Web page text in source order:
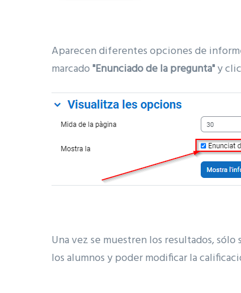
Aparecen diferentes opciones de
marcado"Enunciado de la pregunta"y
Una vez se muestren los resultados,
los alumnos y poder modificar la